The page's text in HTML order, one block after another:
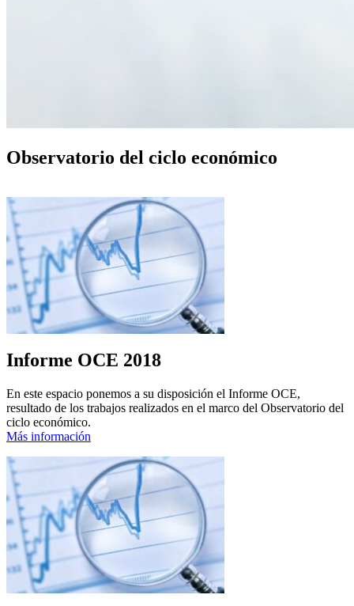
Observatorio del ciclo económico
Informe OCE 2018
En este espacio ponemos a su disposición el Informe OCE,
resultado de los trabajos realizados en el marco del Observatorio del
ciclo económico.
Más información